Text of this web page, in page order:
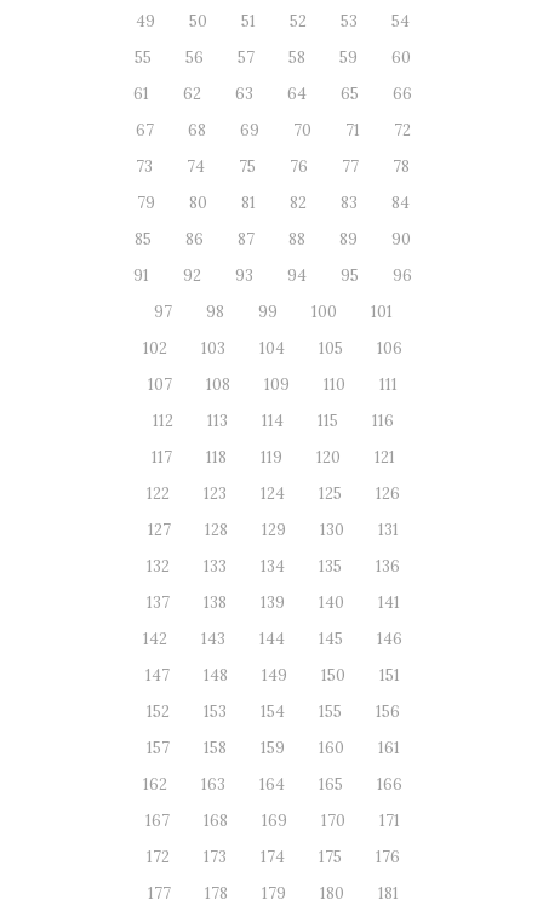
49
50 51 52 53
54
55
56 57 58 59
60
61
62 63 64 65
66
67
68 69 70 71
72
73
74 75 76 77
78
79
80 81 82 83
84
85
86 87 88 89
90
91
92 93 94 95
96
97
98 99 100
101
102
103 104 105
106
107
108 109 110
111
112
113 114 115
116
117
118 119 120
121
122
123 124 125
126
127
128 129 130
131
132
133 134 135
136
137
138 139 140
141
142
143 144 145
146
147
148 149 150
151
152
153 154 155
156
157
158 159 160
161
162
163 164 165
166
167
168 169 170
171
172
173 174 175
176
177
178 179 180
181